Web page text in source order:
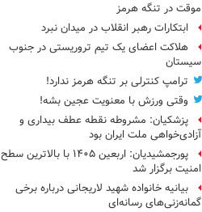
موقت در تنگه هرمز
ابتکارات رهبر انقلاب در میدان نبرد
هلاکت اعضای یک تیم تروریستی در جنوب
سیستان
ترامپ کنترلی بر تنگه هرمز ندارد!
وقتی ورزش با معنویت عجین بشه!
پزشکیان: مشروطه نقطه عطف بیداری و
آزادی‌خواهی ملت ایران بود
پورجمشیدیان: اربعین ۱۴۰۵ با بالاترین سطح
امنیت برگزار شد
بیانیه خانواده شهید لاریجانی درباره برخی
گمانه‌زنی‌های رسانه‌ای